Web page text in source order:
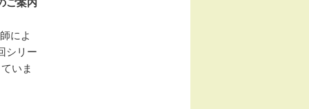
によ
シリー
いま